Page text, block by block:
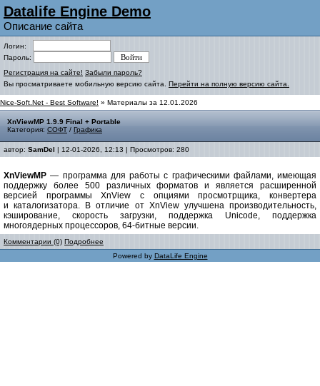
Datalife Engine Demo
Описание сайта
Логин:
Пароль:
Регистрация на сайте! Забыли пароль?
Вы просматриваете мобильную версию сайта. Перейти на полную версию сайта.
Nice-Soft.Net - Best Software! » Материалы за 12.01.2026
XnViewMP 1.9.9 Final + Portable
Категория: СОФТ / Графика
автор: SamDel | 12-01-2026, 12:13 | Просмотров: 280
XnViewMP — программа для работы с графическими файлами, имеющая
поддержку более 500 различных форматов и является расширенной
версией программы XnView с опциями просмотрщика, конвертера
и каталогизатора. В отличие от XnView улучшена производительность,
кэширование, скорость загрузки, поддержка Unicode, поддержка
многоядерных процессоров, 64-битные версии.
Комментарии (0) Подробнее
Powered by DataLife Engine